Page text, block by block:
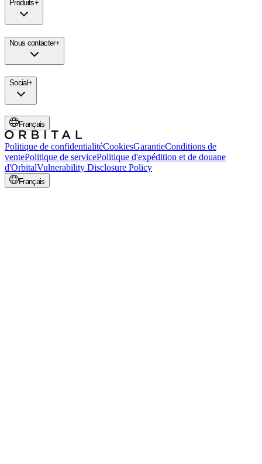
Produits+
Nous contacter+
Social+
Français
Politique de confidentialitéCookiesGarantieConditions de
ventePolitique de servicePolitique d'expédition et de douane
d'OrbitalVulnerability Disclosure Policy
Français